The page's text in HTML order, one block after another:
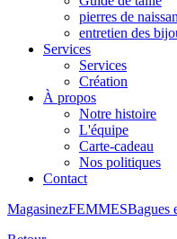
pierres de
entretien des
Services
Services
Création
À propos
Notre histoire
L'équipe
Carte-cadeau
Nos politiques
Contact
MagasinezFEMMESBagues